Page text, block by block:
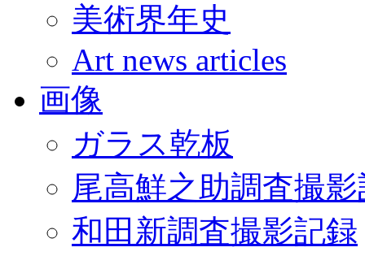
美術界年史
Art news articles
画像
ガラス乾板
尾高鮮之助調査撮
和田新調査撮影記録